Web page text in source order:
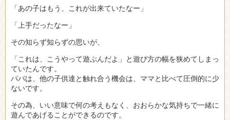
「あの子はもう、これが出来ていたなー」
「上手だったなー」
その知らず知らずの思いが、
「これは、こうやって遊ぶんだよ」と遊び方の幅を狭めてしまっ
ていたんです。
パパは、他の子供達と触れ合う機会は、ママと比べて圧倒的に少
ないです。
その為、いい意味で何の考えもなく、おおらかな気持ちで一緒に
遊んであげることができるのです。